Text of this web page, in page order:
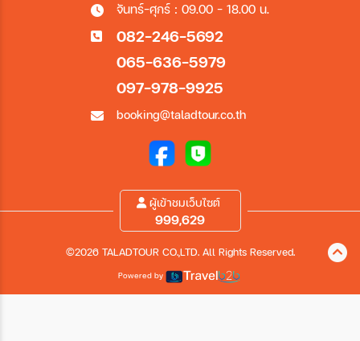
จันทร์-ศุกร์ : 09.00 - 18.00 น.
082-246-5692
065-636-5979
097-978-9925
booking@taladtour.co.th
ผู้เข้าชมเว็บไซต์
999,629
©2026 TALADTOUR CO.,LTD. All Rights Reserved.
Powered by